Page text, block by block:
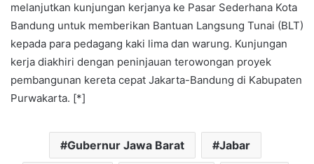
melanjutkan kunjungan kerjanya ke Pasar Sederhana Kota
Bandung untuk memberikan Bantuan Langsung Tunai (BLT)
kepada para pedagang kaki lima dan warung. Kunjungan
kerja diakhiri dengan peninjauan terowongan proyek
pembangunan kereta cepat Jakarta-Bandung di Kabupaten
Purwakarta. [*]
Gubernur Jawa Barat Jabar